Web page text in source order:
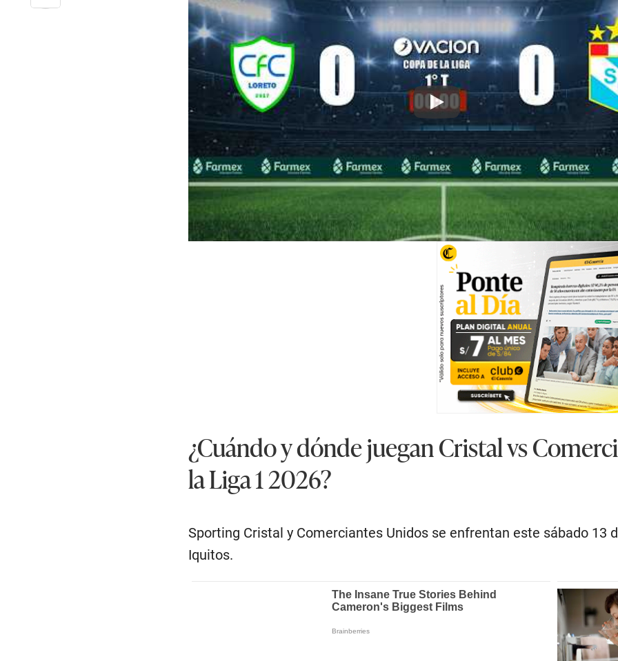
Play
¿Cuándo y dónde juegan Cristal vs
la Liga 1 2026?
Sporting Cristal y Comerciantes Unidos se enfrentan este sábado 13
Iquitos.